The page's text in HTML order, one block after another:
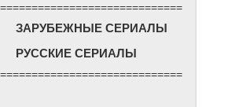
=============================
ЗАРУБЕЖНЫЕ СЕРИАЛЫ
РУССКИЕ СЕРИАЛЫ
=============================